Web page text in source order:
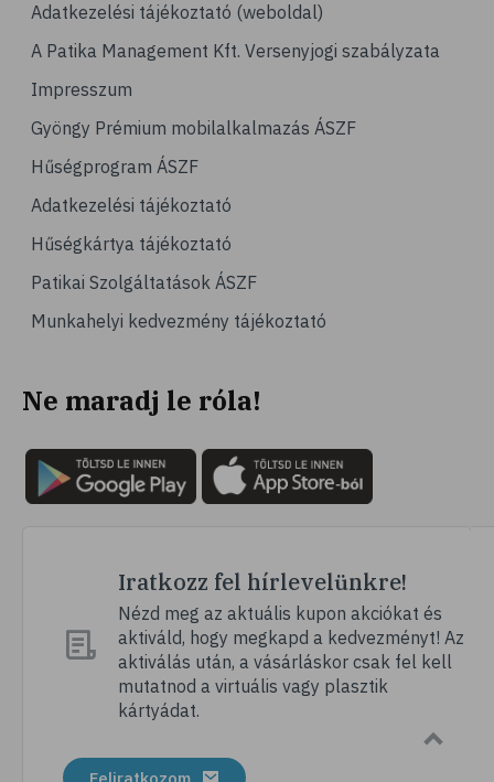
Adatkezelési tájékoztató (weboldal)
A Patika Management Kft. Versenyjogi szabályzata
Impresszum
Gyöngy Prémium mobilalkalmazás ÁSZF
Hűségprogram ÁSZF
Adatkezelési tájékoztató
Hűségkártya tájékoztató
Patikai Szolgáltatások ÁSZF
Munkahelyi kedvezmény tájékoztató
Ne maradj le róla!
Iratkozz fel hírlevelünkre!
Nézd meg az aktuális kupon akciókat és
aktiváld, hogy megkapd a kedvezményt! Az
aktiválás után, a vásárláskor csak fel kell
mutatnod a virtuális vagy plasztik
kártyádat.
Feliratkozom